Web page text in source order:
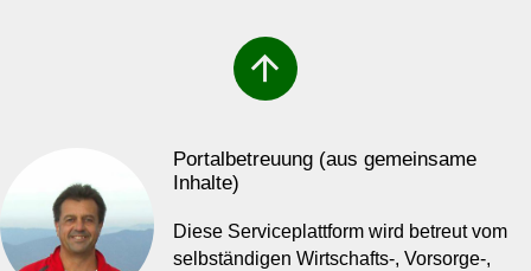
arrow_upward
Portalbetreuung (aus gemeinsame
Inhalte)
Diese Serviceplattform wird betreut vom
selbständigen Wirtschafts-, Vorsorge-,